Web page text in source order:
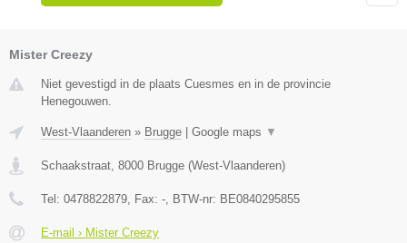
Mister Creezy
Niet gevestigd in de plaats Cuesmes en in de provincie
Henegouwen.
West-Vlaanderen » Brugge Google maps ▼
Schaakstraat, 8000 Brugge (West-Vlaanderen)
Tel: 0478822879, Fax: -, BTW-nr: BE0840295855
E-mail › Mister Creezy